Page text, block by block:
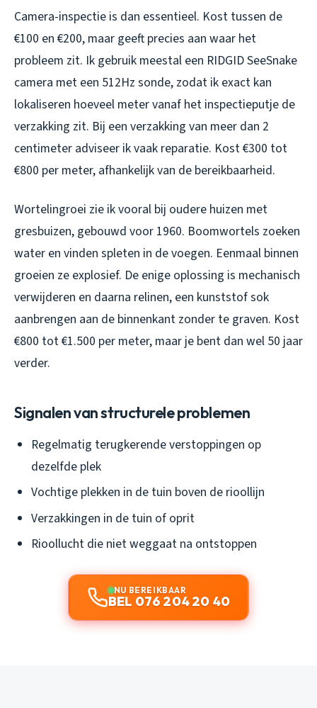
Camera-inspectie is dan essentieel. Kost tussen de
€100 en €200, maar geeft precies aan waar het
probleem zit. Ik gebruik meestal een RIDGID SeeSnake
camera met een 512Hz sonde, zodat ik exact kan
lokaliseren hoeveel meter vanaf het inspectieputje de
verzakking zit. Bij een verzakking van meer dan 2
centimeter adviseer ik vaak reparatie. Kost €300 tot
€800 per meter, afhankelijk van de bereikbaarheid.
Wortelingroei zie ik vooral bij oudere huizen met
gresbuizen, gebouwd voor 1960. Boomwortels zoeken
water en vinden spleten in de voegen. Eenmaal binnen
groeien ze explosief. De enige oplossing is mechanisch
verwijderen en daarna relinen, een kunststof sok
aanbrengen aan de binnenkant zonder te graven. Kost
€800 tot €1.500 per meter, maar je bent dan wel 50 jaar
verder.
Signalen van structurele problemen
Regelmatig terugkerende verstoppingen op
dezelfde plek
Vochtige plekken in de tuin boven de rioollijn
Verzakkingen in de tuin of oprit
Rioollucht die niet weggaat na ontstoppen
NU BEREIKBAAR
BEL 076 204 20 40